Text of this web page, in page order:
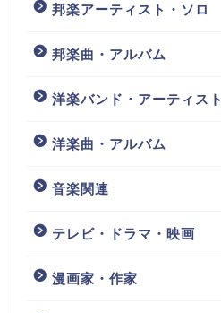
邦楽アーティスト・ソロ
邦楽曲・アルバム
洋楽バンド・アーティスト
洋楽曲・アルバム
音楽関連
テレビ・ドラマ・映画
漫画家・作家